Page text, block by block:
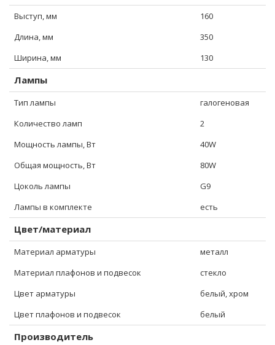
Выступ, мм
160
Длина, мм
350
Ширина, мм
130
Лампы
Тип лампы
галогеновая
Количество ламп
2
Мощность лампы, Вт
40W
Общая мощность, Вт
80W
Цоколь лампы
G9
Лампы в комплекте
есть
Цвет/материал
Материал арматуры
металл
Материал плафонов и подвесок
стекло
Цвет арматуры
белый, хром
Цвет плафонов и подвесок
белый
Производитель